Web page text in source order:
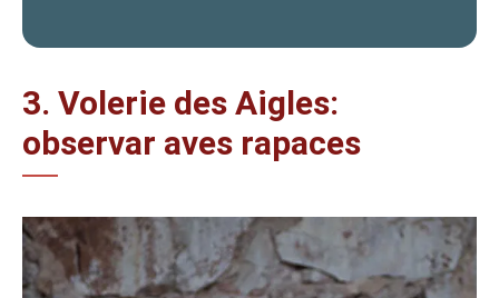
3. Volerie des Aigles:
observar aves rapaces